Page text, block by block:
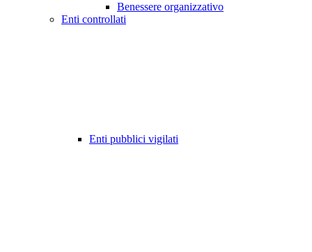
Benessere organizzativo
Enti controllati
Enti pubblici vigilati